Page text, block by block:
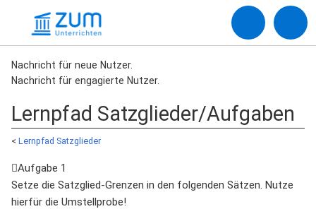
Nachricht für neue Nutzer.
Nachricht für engagierte Nutzer.
Lernpfad Satzglieder/Aufgaben
< Lernpfad Satzglieder
Aufgabe 1
Setze die Satzglied-Grenzen in den folgenden Sätzen. Nutze
hierfür die Umstellprobe!